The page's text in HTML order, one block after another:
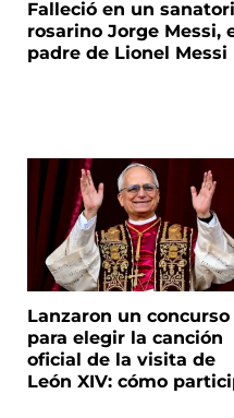
Falleció en un
rosarino Jorge Messi,
padre de Lionel Messi
Lanzaron un concurso
para elegir la canción
oficial de la visita de
León XIV: cómo